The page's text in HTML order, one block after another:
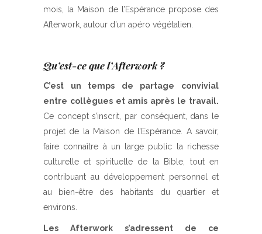
mois, la Maison de l’Espérance propose des
Afterwork, autour d’un apéro végétalien.
Qu’est-ce que l’Afterwork ?
C’est un temps de partage convivial
entre collègues et amis après le travail.
Ce concept s’inscrit, par conséquent, dans le
projet de la Maison de l’Espérance. A savoir,
faire connaître à un large public la richesse
culturelle et spirituelle de la Bible, tout en
contribuant au développement personnel et
au bien-être des habitants du quartier et
environs.
Les Afterwork s’adressent de ce